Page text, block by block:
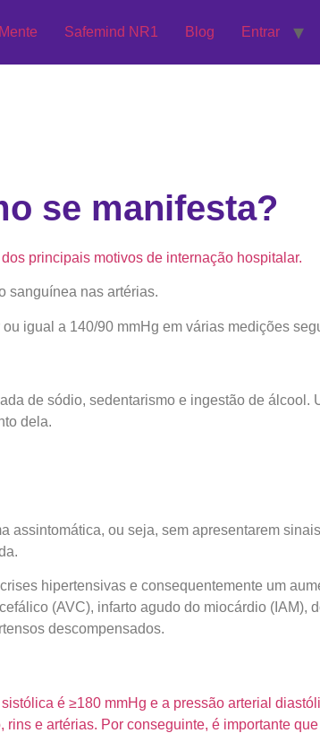
Mente Safemind NR1 Blog Entrar
se manifesta?
principais motivos de internação hospitalar.
sanguínea nas artérias.
igual a 140/90 mmHg em várias medições
de sódio, sedentarismo e ingestão de álcool.
dela.
assintomática, ou seja, sem apresentarem
hipertensivas e consequentemente um
(AVC), infarto agudo do miocárdio (IAM),
descompensados.
é ≥180 mmHg e a pressão arterial
e artérias. Por conseguinte, é importante